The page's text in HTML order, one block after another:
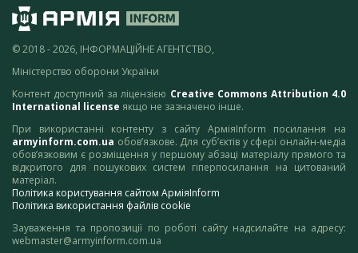
© 2018 - 2026, ІНФОРМАЦІЙНЕ АГЕНТСТВО,
Міністерство оборони України
Контент доступний за ліцензією Creative Commons Attribution 4.0
International license якщо не зазначено інше.
При використанні контенту з сайту АрміяInform посилання на
armyinform.com.ua обов’язкове. Для суб’єктів у сфері онлайн-медіа
обов’язковим є розміщення у першому абзаці матеріалу прямого та
відкритого для пошукових систем гіперпосилання на цитований
матеріал.
Політика користування сайтом АрміяInform
Політика використання файлів cookie
Зауваження та пропозиції по роботі сайту надсилайте на адресу:
webmaster@armyinform.com.ua